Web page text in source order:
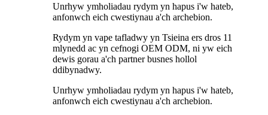
Unrhyw ymholiadau rydym yn hapus i'w hateb,
anfonwch eich cwestiynau a'ch archebion.
Rydym yn vape tafladwy yn Tsieina ers dros 11
mlynedd ac yn cefnogi OEM ODM, ni yw eich
dewis gorau a'ch partner busnes hollol
ddibynadwy.
Unrhyw ymholiadau rydym yn hapus i'w hateb,
anfonwch eich cwestiynau a'ch archebion.